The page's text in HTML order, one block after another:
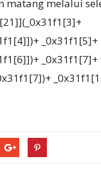
matang melalui
_0x31f1[5]+